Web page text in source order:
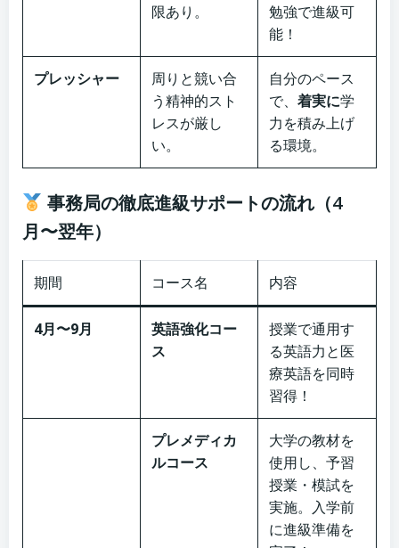
限あり。
勉強で進級可
能！
プレッシャー
周りと競い合
う精神的スト
レスが厳し
い。
自分のペース
で、 着実に学
力を積み上げ
る環境。
事務局の徹底進級サポートの流れ（4
月〜翌年）
期間 コース名 内容
4月〜9月
英語強化コー
ス
授業で通用す
る英語力と医
療英語を同時
習得！
プレメディカ
ルコース
大学の教材を
使用し、予習
授業・模試を
実施。入学前
に進級準備を